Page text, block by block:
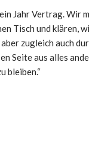
Jahr Vertrag. Wir
Tisch und klären,
zugleich auch
Seite aus alles
bleiben.“